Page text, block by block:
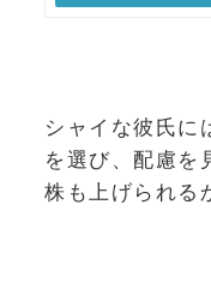
シャイな彼氏に
を選び、配慮を
株も上げられる